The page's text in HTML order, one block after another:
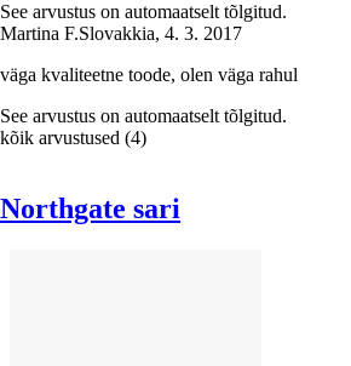
See arvustus on automaatselt tõlgitud.
Martina F.Slovakkia, 4. 3. 2017
väga kvaliteetne toode, olen väga rahul
See arvustus on automaatselt tõlgitud.
kõik arvustused (4)
Northgate sari